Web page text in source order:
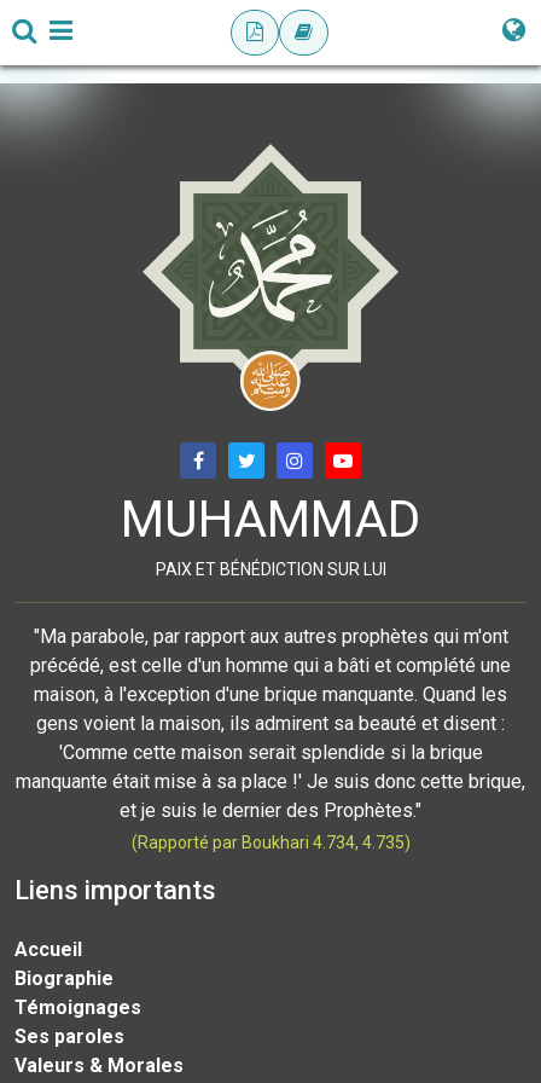
MUHAMMAD
PAIX ET BÉNÉDICTION SUR LUI
"Ma parabole, par rapport aux autres prophètes qui m'ont
précédé, est celle d'un homme qui a bâti et complété une
maison, à l'exception d'une brique manquante. Quand les
gens voient la maison, ils admirent sa beauté et disent :
'Comme cette maison serait splendide si la brique
manquante était mise à sa place !' Je suis donc cette brique,
et je suis le dernier des Prophètes."
(Rapporté par Boukhari 4.734, 4.735)
Liens importants
Accueil
Biographie
Témoignages
Ses paroles
Valeurs & Morales